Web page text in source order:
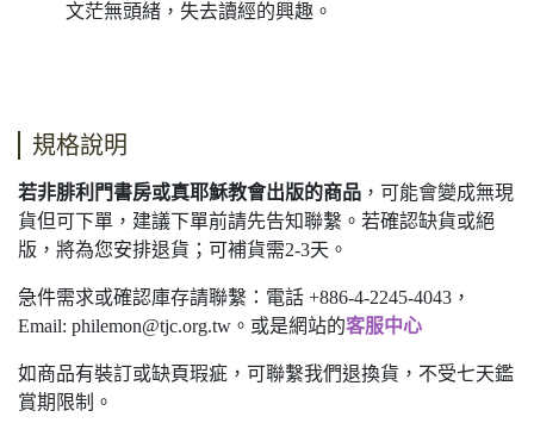
文茫無頭緒，失去讀經的興趣。
規格說明
若非腓利門書房或真耶穌教會出版的商品 ，可能會變成無現
貨但可下單，建議下單前請先告知聯繫。若確認缺貨或絕
版，將為您安排退貨；可補貨需2-3天。
急件需求或確認庫存請聯繫：電話 +886-4-2245-4043，
Email: philemon@tjc.org.tw 。或是網站的客服中心
如商品有裝訂或缺頁瑕疵，可聯繫我們退換貨，不受七天鑑
賞期限制。